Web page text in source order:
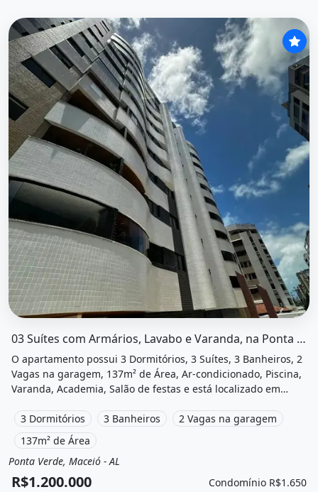
03 Suítes com Armários, Lavabo e Varanda, na Ponta Verde
O apartamento possui 3 Dormitórios, 3 Suítes, 3 Banheiros, 2
Vagas na garagem, 137m² de Área, Ar-condicionado, Piscina,
Varanda, Academia, Salão de festas e está localizado em
Condomínio por R$1.650 /Mês.
3 Dormitórios 3 Banheiros
2 Vagas na garagem
137m² de Área
Venda
Apartamento
Ponta Verde, Maceió - AL
R$1.200.000 Condomínio R$1.650